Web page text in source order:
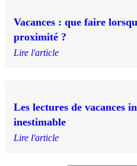
Vacances : que faire
proximité ?
Lire l'article
Les lectures de vacances
inestimable
Lire l'article